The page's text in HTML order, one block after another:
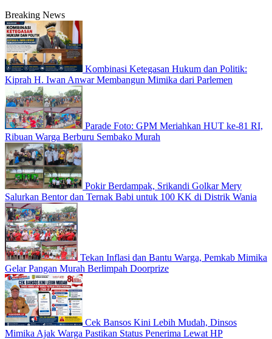
Breaking News
Kombinasi Ketegasan Hukum dan Politik:
Kiprah H. Iwan Anwar Membangun Mimika dari Parlemen
Parade Foto: GPM Meriahkan HUT ke-81 RI,
Ribuan Warga Berburu Sembako Murah
Pokir Berdampak, Srikandi Golkar Mery
Salurkan Bentor dan Ternak Babi untuk 100 KK di Distrik Wania
Tekan Inflasi dan Bantu Warga, Pemkab Mimika
Gelar Pangan Murah Berlimpah Doorprize
Cek Bansos Kini Lebih Mudah, Dinsos
Mimika Ajak Warga Pastikan Status Penerima Lewat HP